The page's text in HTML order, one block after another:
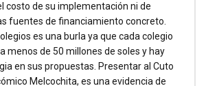
costo de su implementación ni de
fuentes de financiamiento concreto.
es una burla ya que cada colegio
menos de 50 millones de soles y hay
en sus propuestas. Presentar al Cuto
Melcochita, es una evidencia de